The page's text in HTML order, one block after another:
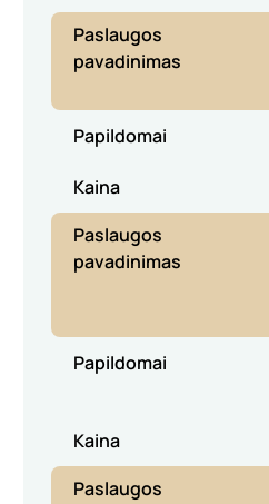
Paslaugos
pavadinimas
Papildomai
Kaina
Paslaugos
pavadinimas
Papildomai
Kaina
Paslaugos